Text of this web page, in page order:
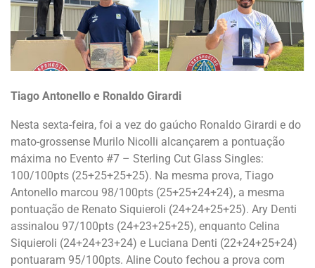
Tiago Antonello e Ronaldo Girardi
Nesta sexta-feira, foi a vez do gaúcho Ronaldo Girardi e do
mato-grossense Murilo Nicolli alcançarem a pontuação
máxima no Evento #7 – Sterling Cut Glass Singles:
100/100pts (25+25+25+25). Na mesma prova, Tiago
Antonello marcou 98/100pts (25+25+24+24), a mesma
pontuação de Renato Siquieroli (24+24+25+25). Ary Denti
assinalou 97/100pts (24+23+25+25), enquanto Celina
Siquieroli (24+24+23+24) e Luciana Denti (22+24+25+24)
pontuaram 95/100pts. Aline Couto fechou a prova com